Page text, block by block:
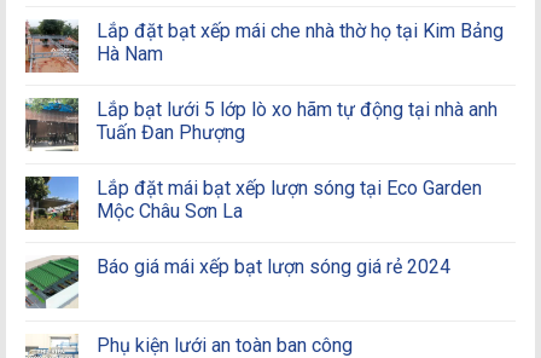
Lắp đặt bạt xếp mái che nhà thờ họ tại Kim Bảng
Hà Nam
Lắp bạt lưới 5 lớp lò xo hãm tự động tại nhà anh
Tuấn Đan Phượng
Lắp đặt mái bạt xếp lượn sóng tại Eco Garden
Mộc Châu Sơn La
Báo giá mái xếp bạt lượn sóng giá rẻ 2024
Phụ kiện lưới an toàn ban công